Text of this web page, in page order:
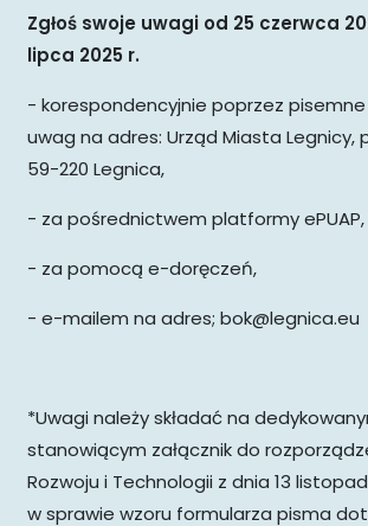
Zgłoś swoje uwagi od 25 czerwca
lipca 2025 r.
- korespondencyjnie poprzez pisemne
uwag na adres: Urząd Miasta Legnicy,
59-220 Legnica,
- za pośrednictwem platformy ePUAP,
- za pomocą e-doręczeń,
- e-mailem na adres; bok@legnica.eu
*Uwagi należy składać na
stanowiącym załącznik do
Rozwoju i Technologii z dnia 13
w sprawie wzoru formularza pisma